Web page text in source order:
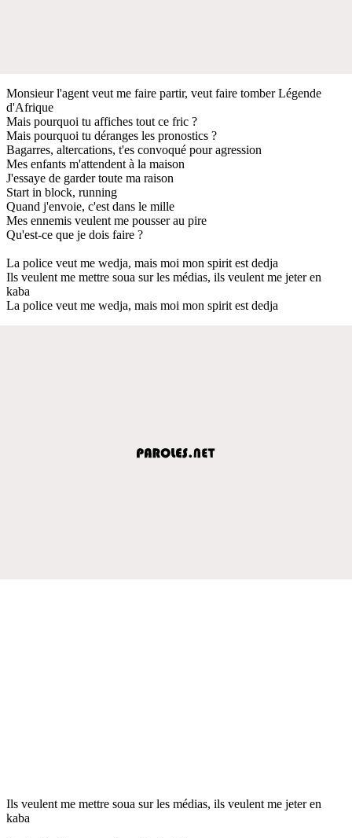
Monsieur l'agent veut me faire partir, veut faire tomber Légende
d'Afrique
Mais pourquoi tu affiches tout ce fric ?
Mais pourquoi tu déranges les pronostics ?
Bagarres, altercations, t'es convoqué pour agression
Mes enfants m'attendent à la maison
J'essaye de garder toute ma raison
Start in block, running
Quand j'envoie, c'est dans le mille
Mes ennemis veulent me pousser au pire
Qu'est-ce que je dois faire ?
La police veut me wedja, mais moi mon spirit est dedja
Ils veulent me mettre soua sur les médias, ils veulent me jeter en
kaba
La police veut me wedja, mais moi mon spirit est dedja
Ils veulent me mettre soua sur les médias, ils veulent me jeter en
kaba